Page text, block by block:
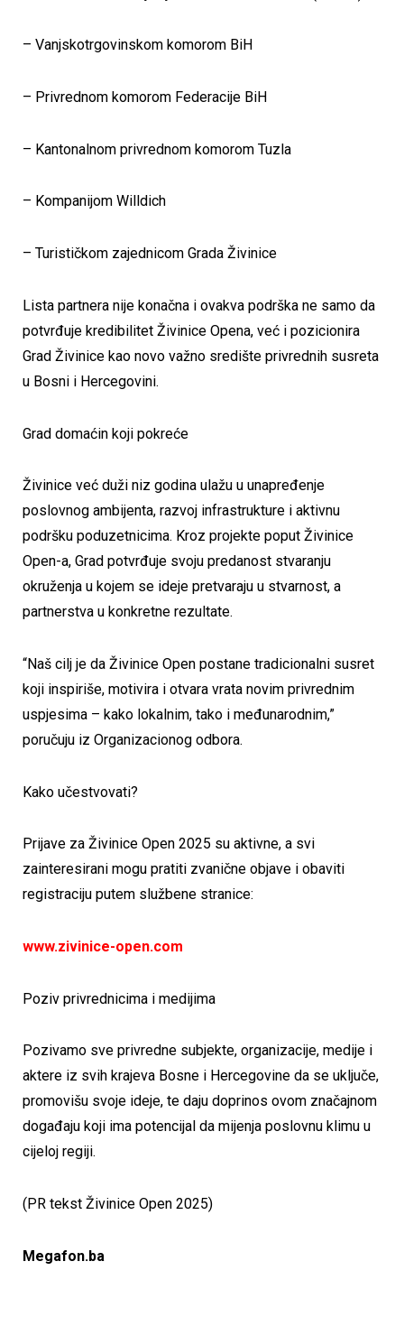
– Vanjskotrgovinskom komorom BiH
– Privrednom komorom Federacije BiH
– Kantonalnom privrednom komorom Tuzla
– Kompanijom Willdich
– Turističkom zajednicom Grada Živinice
Lista partnera nije konačna i ovakva podrška ne samo da
potvrđuje kredibilitet Živinice Opena, već i pozicionira
Grad Živinice kao novo važno središte privrednih susreta
u Bosni i Hercegovini.
Grad domaćin koji pokreće
Živinice već duži niz godina ulažu u unapređenje
poslovnog ambijenta, razvoj infrastrukture i aktivnu
podršku poduzetnicima. Kroz projekte poput Živinice
Open-a, Grad potvrđuje svoju predanost stvaranju
okruženja u kojem se ideje pretvaraju u stvarnost, a
partnerstva u konkretne rezultate.
“Naš cilj je da Živinice Open postane tradicionalni susret
koji inspiriše, motivira i otvara vrata novim privrednim
uspjesima – kako lokalnim, tako i međunarodnim,”
poručuju iz Organizacionog odbora.
Kako učestvovati?
Prijave za Živinice Open 2025 su aktivne, a svi
zainteresirani mogu pratiti zvanične objave i obaviti
registraciju putem službene stranice:
www.zivinice-open.com
Poziv privrednicima i medijima
Pozivamo sve privredne subjekte, organizacije, medije i
aktere iz svih krajeva Bosne i Hercegovine da se uključe,
promovišu svoje ideje, te daju doprinos ovom značajnom
događaju koji ima potencijal da mijenja poslovnu klimu u
cijeloj regiji.
(PR tekst Živinice Open 2025)
Megafon.ba